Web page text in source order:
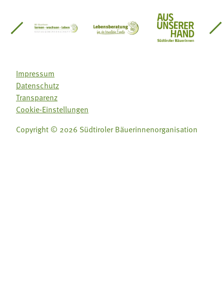
Südtirol
Gärtnervereinigung
Sozialgenossenschaft Mit Bäuerinnen lernen -
Lebensberatung für dieAus unserer
Impressum
Datenschutz
Transparenz
Cookie-Einstellungen
Copyright © 2026 Südtiroler Bäuerinnenorganisation